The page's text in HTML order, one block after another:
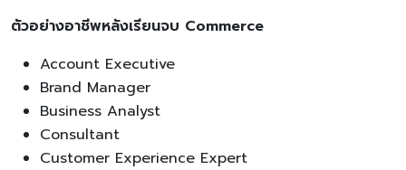
ตัวอย่างอาชีพหลังเรียนจบ Commerce
Account Executive
Brand Manager
Business Analyst
Consultant
Customer Experience Expert